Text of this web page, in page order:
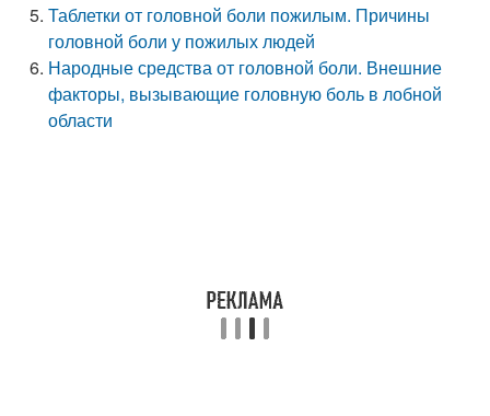
Таблетки от головной боли пожилым. Причины
головной боли у пожилых людей
Народные средства от головной боли. Внешние
факторы, вызывающие головную боль в лобной
области